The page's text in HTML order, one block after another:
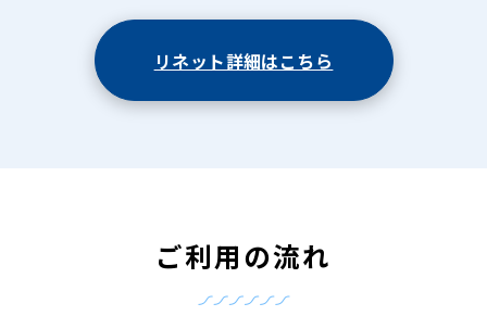
リネット詳細はこちら
ご利用の流れ